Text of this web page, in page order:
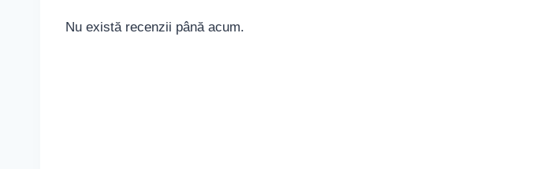
Nu există recenzii până acum.